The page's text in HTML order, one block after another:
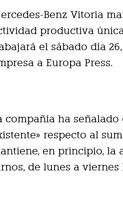
Benz Vitoria
productiva
el sábado día
a Europa Press.
compañía ha
respecto al
en principio, la
de lunes a